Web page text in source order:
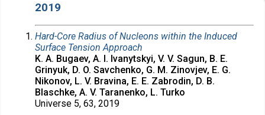
2019
Hard-Core Radius of Nucleons within the Induced
Surface Tension Approach
K. A. Bugaev, A. I. Ivanytskyi, V. V. Sagun, B. E.
Grinyuk, D. O. Savchenko, G. M. Zinovjev, E. G.
Nikonov, L. V. Bravina, E. E. Zabrodin, D. B.
Blaschke, A. V. Taranenko, L. Turko
Universe 5, 63, 2019